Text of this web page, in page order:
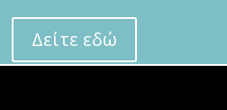
Δείτε εδώ